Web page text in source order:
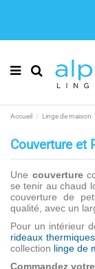
Accueil Linge de maison
Couverture et
Une couverture
se tenir au chaud
couverture de
qualité, avec un
Pour un intérieur
rideaux
collection linge de
Commandez